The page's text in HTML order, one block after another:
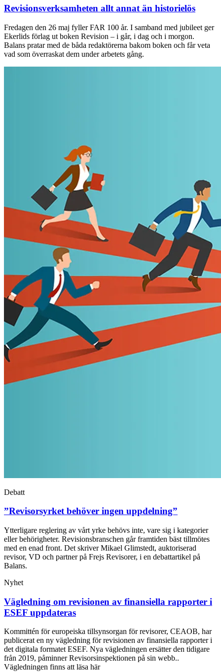
Revisionsverksamheten allt annat än historielös
Fredagen den 26 maj fyller FAR 100 år. I samband med jubileet ger
Ekerlids förlag ut boken Revision – i går, i dag och i morgon.
Balans pratar med de båda redaktörerna bakom boken och får veta
vad som överraskat dem under arbetets gång.
Debatt
”Revisorsyrket behöver ingen uppdelning”
Ytterligare reglering av vårt yrke behövs inte, vare sig i kategorier
eller behörigheter. Revisionsbranschen går framtiden bäst tillmötes
med en enad front. Det skriver Mikael Glimstedt, auktoriserad
revisor, VD och partner på Frejs Revisorer, i en debattartikel på
Balans.
Nyhet
Vägledning om revisionen av finansiella rapporter i
ESEF uppdateras
Kommittén för europeiska tillsynsorgan för revisorer, CEAOB, har
publicerat en ny vägledning för revisionen av finansiella rapporter i
det digitala formatet ESEF. Nya vägledningen ersätter den tidigare
från 2019, påminner Revisorsinspektionen på sin webb..
Vägledningen finns att läsa här